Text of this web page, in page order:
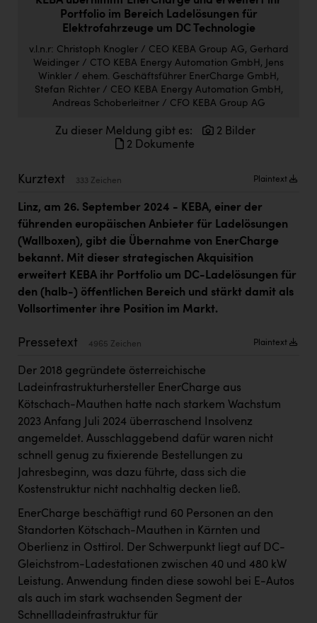
Doppler Gruppe
everfield
Firmenradl
HIG Infomotion Group
INTERSPAR
INTERSPORT Austria
Jesolo
Jane Goodall Institute Austria
KIWI Kinderwunsch Institut Dr. Loimer
Kleider Bauer
Kremsmüller Anlagenbau GmbH
Maximarkt
Oldtimer Raststationen und Motorhotels
Österreichischer Kachelofenverband
Orlen
Passage Linz
Portfolio im Bereich Ladelösungen für
Elektrofahrzeuge um DC Technologie
v.l.n.r: Christoph Knogler / CEO KEBA Group AG, Gerhard
Weidinger / CTO KEBA Energy Automation GmbH, Jens
Winkler / ehem. Geschäftsführer EnerCharge GmbH,
Stefan Richter / CEO KEBA Energy Automation GmbH,
Andreas Schoberleitner / CFO KEBA Group AG
Zu dieser Meldung gibt es:
2 Bilder
2 Dokumente
Kurztext 333 Zeichen Plaintext
Linz, am 26. September 2024 - KEBA, einer der
führenden europäischen Anbieter für Ladelösungen
(Wallboxen), gibt die Übernahme von EnerCharge
bekannt. Mit dieser strategischen Akquisition
erweitert KEBA ihr Portfolio um DC-Ladelösungen für
den (halb-) öffentlichen Bereich und stärkt damit als
Vollsortimenter ihre Position im Markt.
Pressetext 4965 Zeichen Plaintext
Der 2018 gegründete österreichische
Ladeinfrastrukturhersteller EnerCharge aus
Kötschach-Mauthen hatte nach starkem Wachstum
2023 Anfang Juli 2024 überraschend Insolvenz
angemeldet. Ausschlaggebend dafür waren nicht
schnell genug zu fixierende Bestellungen zu
Jahresbeginn, was dazu führte, dass sich die
Kostenstruktur nicht nachhaltig decken ließ.
EnerCharge beschäftigt rund 60 Personen an den
Standorten Kötschach-Mauthen in Kärnten und
Oberlienz in Osttirol. Der Schwerpunkt liegt auf DC-
Gleichstrom-Ladestationen zwischen 40 und 480 kW
Leistung. Anwendung finden diese sowohl bei E-Autos
als auch im stark wachsenden Segment der
Schnellladeinfrastruktur für